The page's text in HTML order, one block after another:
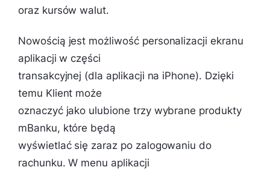
oraz kursów walut.
Nowością jest możliwość personalizacji ekranu
aplikacji w części
transakcyjnej (dla aplikacji na iPhone). Dzięki
temu Klient może
oznaczyć jako ulubione trzy wybrane produkty
mBanku, które będą
wyświetlać się zaraz po zalogowaniu do
rachunku. W menu aplikacji